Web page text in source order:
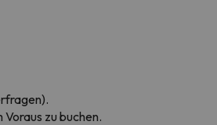
zu buchen.